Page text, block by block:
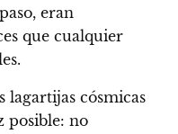
eran
que cualquier
lagartijas cósmicas
posible: no